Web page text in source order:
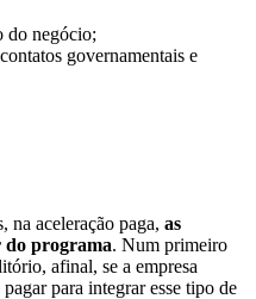
do negócio;
governamentais e
na aceleração paga, as
do programa. Num primeiro
afinal, se a empresa
para integrar esse tipo de